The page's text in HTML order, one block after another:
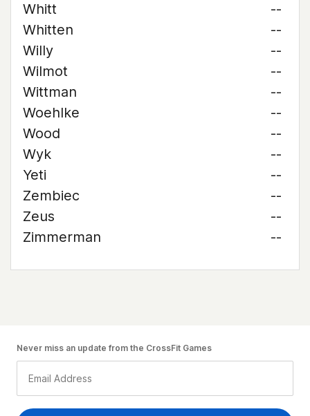
Whitt
--
Whitten
--
Willy
--
Wilmot
--
Wittman
--
Woehlke
--
Wood
--
Wyk
--
Yeti
--
Zembiec
--
Zeus
--
Zimmerman
--
Never miss an update from the CrossFit Games